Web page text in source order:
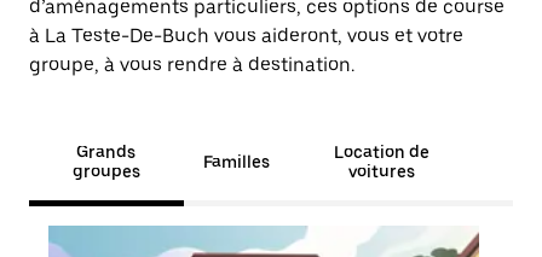
d’aménagements particuliers, ces options de course
à La Teste-De-Buch vous aideront, vous et votre
groupe, à vous rendre à destination.
Grands
groupes
Familles
Location de
voitures